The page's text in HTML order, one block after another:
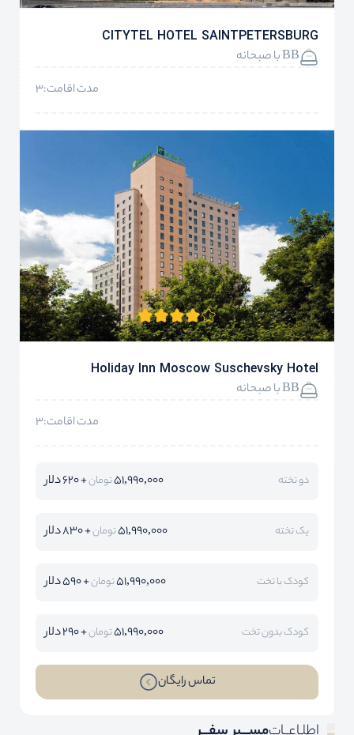
CITYTEL HOTEL SAINTPETERSBURG
BB با صبحانه
مدت اقامت:3
Holiday Inn Moscow Suschevsky Hotel
BB با صبحانه
مدت اقامت:3
دو تخته 51,990,000تومان+ 620 دلار
یک تخته 51,990,000تومان+ 830 دلار
کودک با تخت 51,990,000تومان+ 590 دلار
کودک بدون تخت 51,990,000تومان+ 290 دلار
تماس رایگان